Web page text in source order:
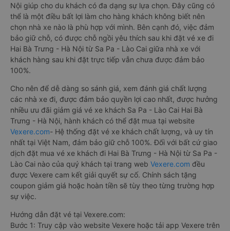
Nội giúp cho du khách có đa dạng sự lựa chọn. Đây cũng có
thể là một điều bất lợi làm cho hàng khách không biết nên
chọn nhà xe nào là phù hợp với mình. Bên cạnh đó, việc đảm
bảo giữ chỗ, có được chỗ ngồi yêu thích sau khi đặt vé xe đi
Hai Bà Trưng - Hà Nội từ Sa Pa - Lào Cai giữa nhà xe với
khách hàng sau khi đặt trực tiếp vẫn chưa được đảm bảo
100%.
Cho nên để dễ dàng so sánh giá, xem đánh giá chất lượng
các nhà xe đi, được đảm bảo quyền lợi cao nhất, được hưởng
nhiều ưu đãi giảm giá vé xe khách Sa Pa - Lào Cai Hai Bà
Trưng - Hà Nội, hành khách có thể đặt mua tại website
Vexere.com- Hệ thống đặt vé xe khách chất lượng, và uy tín
nhất tại Việt Nam, đảm bảo giữ chỗ 100%. Đối với bất cứ giao
dịch đặt mua vé xe khách đi Hai Bà Trưng - Hà Nội từ Sa Pa -
Lào Cai nào của quý khách tại trang web Vexere.com đều
được Vexere cam kết giải quyết sự cố. Chính sách tặng
coupon giảm giá hoặc hoàn tiền sẽ tùy theo từng trường hợp
sự việc.
Hướng dẫn đặt vé tại Vexere.com:
Bước 1: Truy cập vào website Vexere hoặc tải app Vexere trên